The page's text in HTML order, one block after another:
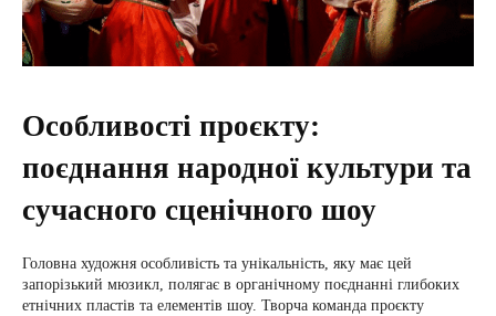
Особливості проєкту:
поєднання народної культури та
сучасного сценічного шоу
Головна художня особливість та унікальність, яку має цей
запорізький мюзикл, полягає в органічному поєднанні глибоких
етнічних пластів та елементів шоу. Творча команда проєкту